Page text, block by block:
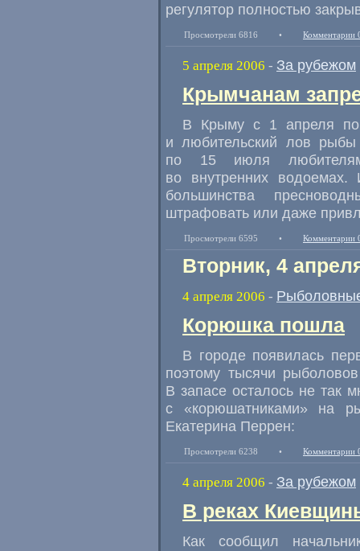
регулятор полностью
Просмотрели 6816 • Комментарии
5 апреля 2006 - За рубежом
Крымчанам
В Крыму с 1 апреля
и любительский лов
по 15 июля
во внутренних
большинства
штрафовать или даже
Просмотрели 6595 • Комментарии
Вторник, 4
4 апреля 2006 -
Корюшка пошла
В городе появилась
поэтому тысячи
В запасе осталось не так
с «корюшатниками» на
Екатерина Перрен:
Просмотрели 6238 • Комментарии
4 апреля 2006 - За рубежом
В реках
Как сообщил начальник